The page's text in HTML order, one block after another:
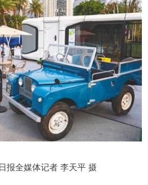
报全媒体记者 李天平 摄